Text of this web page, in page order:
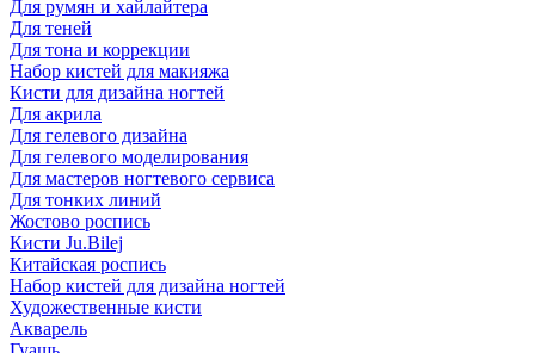
Для румян и хайлайтера
Для теней
Для тона и коррекции
Набор кистей для макияжа
Кисти для дизайна ногтей
Для акрила
Для гелевого дизайна
Для гелевого моделирования
Для мастеров ногтевого сервиса
Для тонких линий
Жостово роспись
Кисти Ju.Bilej
Китайская роспись
Набор кистей для дизайна ногтей
Художественные кисти
Акварель